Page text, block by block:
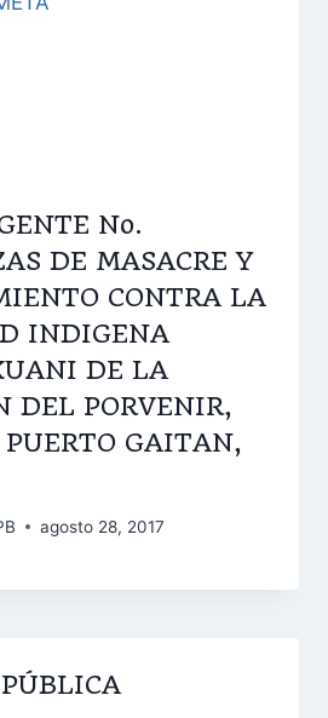
No.
DE MASACRE Y
CONTRA LA
INDIGENA
DE LA
DEL PORVENIR,
GAITAN,
agosto 28, 2017